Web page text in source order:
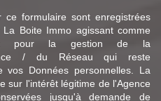
ce formulaire sont enregistrées
Boite Immo agissant comme
pour la gestion de la
/ du Réseau qui reste
vos Données personnelles. La
sur l'intérêt légitime de l'Agence
jusqu'à demande de